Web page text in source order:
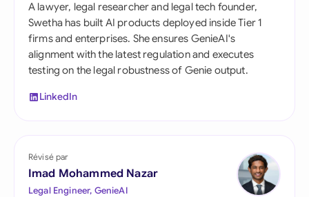
A lawyer, legal researcher and legal tech founder,
Swetha has built AI products deployed inside Tier 1
firms and enterprises. She ensures GenieAI's
alignment with the latest regulation and executes
testing on the legal robustness of Genie output.
LinkedIn
Révisé par
Imad Mohammed Nazar
Legal Engineer, GenieAI